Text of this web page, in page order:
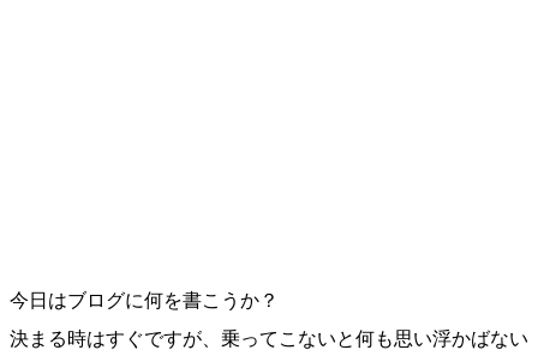
今日はブログに何を書こうか？
決まる時はすぐですが、乗ってこないと何も思い浮かばない